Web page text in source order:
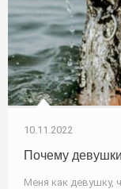
10.11.2022
Почему
Меня как девушку,